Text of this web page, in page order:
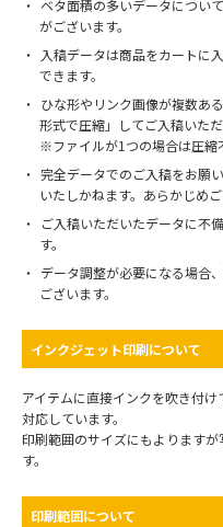
ベタ面積の多いデータについ
がございます。
入稿データは商品をカートに
できます。
ひな形やリンク画像が複数あ
形式で圧縮」してご入稿いただ
※ファイルが1つの場合は圧縮
完全データでのご入稿をお願
いたしかねます。あらかじめご
ご入稿いただいたデータに不
す。
データ調整が必要になる場合
ございます。
インクジェット印刷について
アイテムに直接インクを吹き付
対応しています。
印刷範囲のサイズにもよります
す。
印刷範囲について